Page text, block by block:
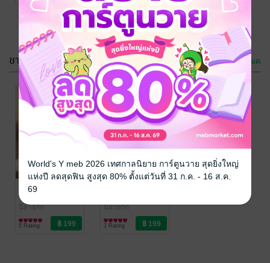
ขายดี ดูทั้งหมด
หวนรักสู่ดวงใจ
หอมกรุ่นอุ่นรัก
หอมกรุ่นอุ่นรัก
นิยายรัก
5 Rating
นิยายรัก
2 Rating
World's Y meb 2026 เทศกาลนิยาย การ์ตูนวาย สุดยิ่งใหญ่
แห่งปี ลดสุดฟิน สูงสุด 80% ตั้งแต่วันที่ 31 ก.ค. - 16 ส.ค.
69